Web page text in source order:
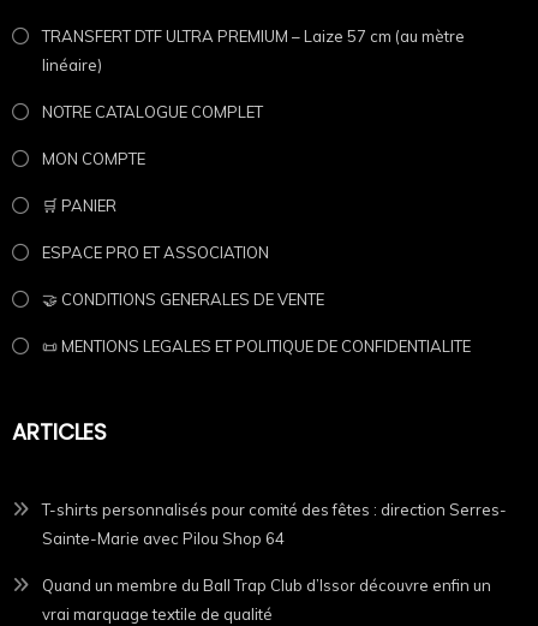
TRANSFERT DTF ULTRA PREMIUM – Laize 57 cm (au mètre
linéaire)
NOTRE CATALOGUE COMPLET
MON COMPTE
🛒 PANIER
ESPACE PRO ET ASSOCIATION
🤝 CONDITIONS GENERALES DE VENTE
📜 MENTIONS LEGALES ET POLITIQUE DE CONFIDENTIALITE
ARTICLES
T-shirts personnalisés pour comité des fêtes : direction Serres-
Sainte-Marie avec Pilou Shop 64
Quand un membre du Ball Trap Club d’Issor découvre enfin un
vrai marquage textile de qualité